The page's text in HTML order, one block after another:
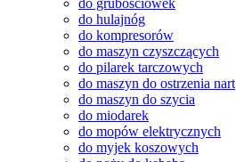
do hulajnóg
do kompresorów
do maszyn czyszczących
do pilarek tarczowych
do maszyn do ostrzenia nart
do maszyn do szycia
do miodarek
do mopów elektrycznych
do myjek koszowych